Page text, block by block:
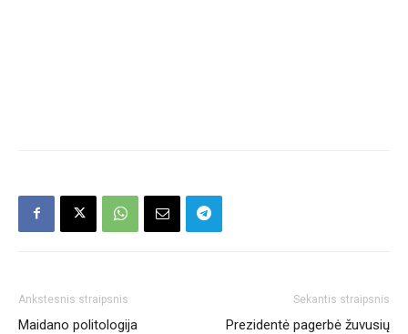
Ankstesnis straipsnis
Maidano politologija
Sekantis straipsnis
Prezidentė pagerbė žuvusių